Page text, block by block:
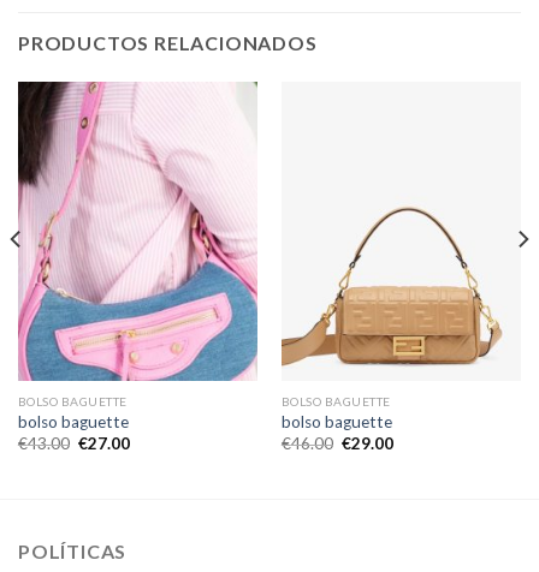
PRODUCTOS RELACIONADOS
BOLSO BAGUETTE
bolso baguette
€43.00 €27.00
BOLSO BAGUETTE
bolso baguette
€46.00 €29.00
POLÍTICAS